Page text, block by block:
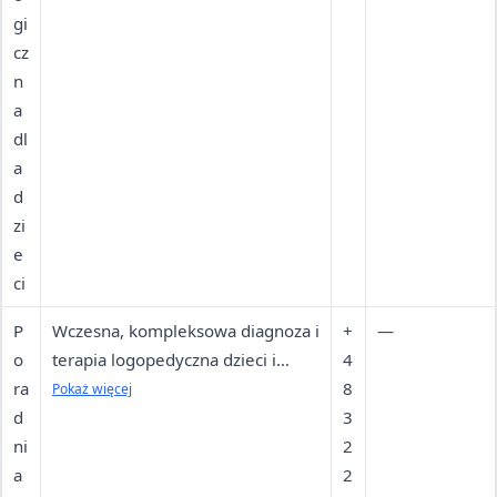
gi
cz
n
a
dl
a
d
zi
e
ci
P
o
ra
d
ni
a
Wczesna, kompleksowa diagnoza i
terapia logopedyczna dzieci i
młodzieży od wieku
Pokaż więcej
+
4
8
3
2
2
—